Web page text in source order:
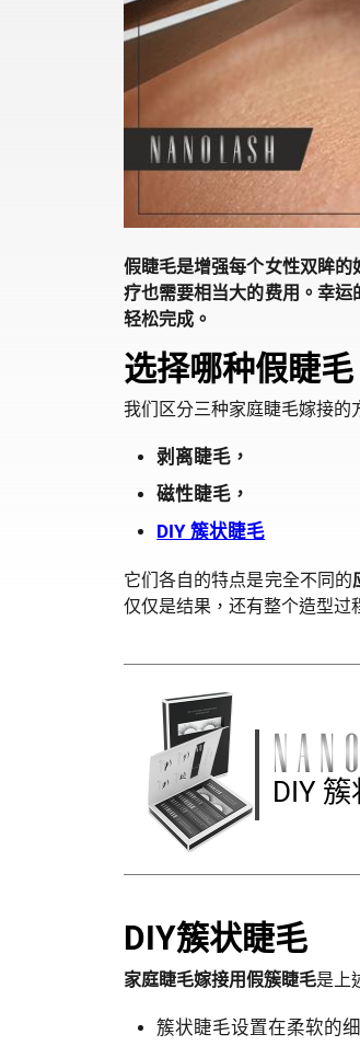
假睫毛是增强每个女性双眸
疗也需要相当大的费用。幸
轻松完成。
选择哪种假睫毛
我们区分三种家庭睫毛嫁接的
剥离睫毛，
磁性睫毛，
DIY 簇状睫毛
它们各自的特点是完全不同的
仅仅是结果，还有整个造型过
DIY
DIY簇状睫毛
家庭睫毛嫁接用假簇睫毛是上
簇状睫毛设置在柔软的